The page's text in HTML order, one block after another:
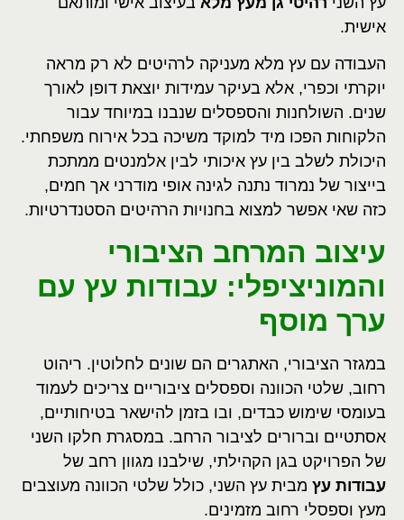
אישית.
העבודה עם עץ מלא מעניקה לרהיטים לא רק מראה
יוקרתי וכפרי, אלא בעיקר עמידות יוצאת דופן לאורך
שנים. השולחנות והספסלים שנבנו במיוחד עבור
הלקוחות הפכו מיד למוקד משיכה בכל אירוח משפחתי.
היכולת לשלב בין עץ איכותי לבין אלמנטים ממתכת
בייצור של נמרוד נתנה לגינה אופי מודרני אך חמים,
כזה שאי אפשר למצוא בחנויות הרהיטים הסטנדרטיות.
עיצוב המרחב הציבורי
והמוניציפלי: עבודות עץ עם
ערך מוסף
במגזר הציבורי, האתגרים הם שונים לחלוטין. ריהוט
רחוב, שלטי הכוונה וספסלים ציבוריים צריכים לעמוד
בעומסי שימוש כבדים, ובו בזמן להישאר בטיחותיים,
אסתטיים וברורים לציבור הרחב. במסגרת חלקו השני
של הפרויקט בגן הקהילתי, שילבנו מגוון רחב של
עבודות עץ מבית עץ השני, כולל שלטי הכוונה מעוצבים
מעץ וספסלי רחוב מזמינים.